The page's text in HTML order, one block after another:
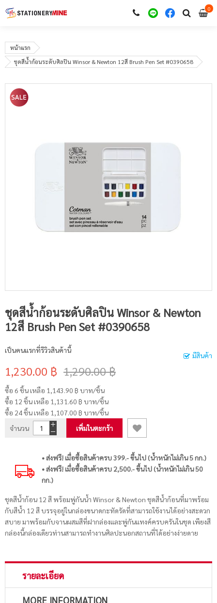
00
หน้าแรก
ชุดสีน้ำก้อนระดับศิลปิน Winsor & Newton 12สี Brush Pen Set #0390658
ชุดสีน้ำก้อนระดับศิลปิน Winsor & Newton
12สี Brush Pen Set #0390658
มีสินค้า
เป็นคนแรกที่รีวิวสินค้านี้
1,230.00 ฿ 1,290.00 ฿
ซื้อ 6 ชิ้น เหลือ 1,143.90 ฿ บาท/ชิ้น
ซื้อ 12 ชิ้น เหลือ 1,131.60 ฿ บาท/ชิ้น
ซื้อ 24 ชิ้น เหลือ 1,107.00 ฿ บาท/ชิ้น
จำนวน
เพิ่มในตะกร้า
• ส่งฟรี! เมื่อซื้อสินค้าครบ 399.- ขึ้นไป (น้ำหนักไม่เกิน 5 กก.)
• ส่งฟรี! เมื่อซื้อสินค้าครบ 2,500.- ขึ้นไป (น้ำหนักไม่เกิน 50
กก.)
ชุดสีน้ำก้อน 12 สี พร้อมพู่กันน้ำ Winsor & Newton ชุดสีน้ำก้อนที่มาพร้อม
กับสีน้ำ 12 สี บรรจุอยู่ในกล่องขนาดกะทัดรัดที่สามารถใช้งานได้อย่างสะดวก
สบาย มาพร้อมกับจานผสมสีที่ฝากล่องและพู่กันแทงค์ครบครันในชุด เพียงสี
กล่องนี้กล่องเดียวท่านสามารถทำงานศิลปะนอกสถานที่ได้อย่างง่ายดาย
รายละเอียด
MORE INFORMATION